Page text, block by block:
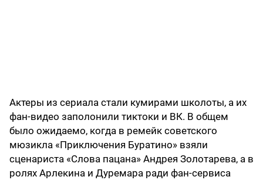
Актеры из сериала стали кумирами школоты, а их
фан-видео заполонили тиктоки и ВК. В общем
было ожидаемо, когда в ремейк советского
мюзикла «Приключения Буратино» взяли
сценариста «Слова пацана» Андрея Золотарева, а в
ролях Арлекина и Дуремара ради фан-сервиса